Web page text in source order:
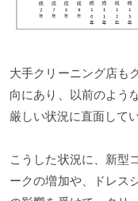
大手クリーニング店も
向にあり、以前のよう
厳しい状況に直面して
こうした状況に、新型
ークの増加や、ドレス